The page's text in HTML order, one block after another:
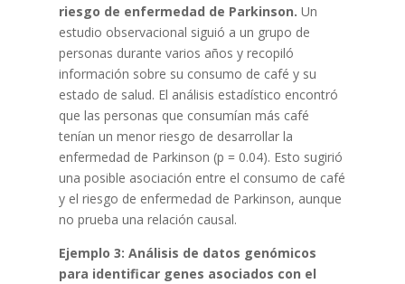
riesgo de enfermedad de Parkinson. Un
estudio observacional siguió a un grupo de
personas durante varios años y recopiló
información sobre su consumo de café y su
estado de salud. El análisis estadístico encontró
que las personas que consumían más café
tenían un menor riesgo de desarrollar la
enfermedad de Parkinson (p = 0.04). Esto sugirió
una posible asociación entre el consumo de café
y el riesgo de enfermedad de Parkinson, aunque
no prueba una relación causal.
Ejemplo 3: Análisis de datos genómicos
para identificar genes asociados con el